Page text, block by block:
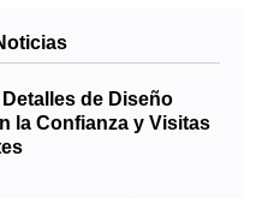
de Diseño
la Confianza y Visitas